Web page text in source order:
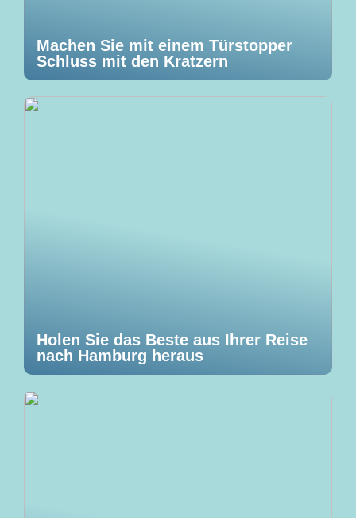
Machen Sie mit einem Türstopper
Schluss mit den Kratzern
Holen Sie das Beste aus Ihrer Reise
nach Hamburg heraus